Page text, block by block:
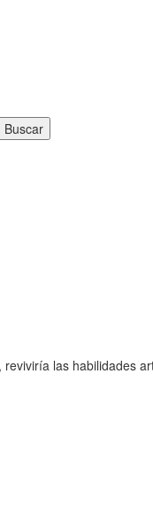
por el Estado
las habilidades